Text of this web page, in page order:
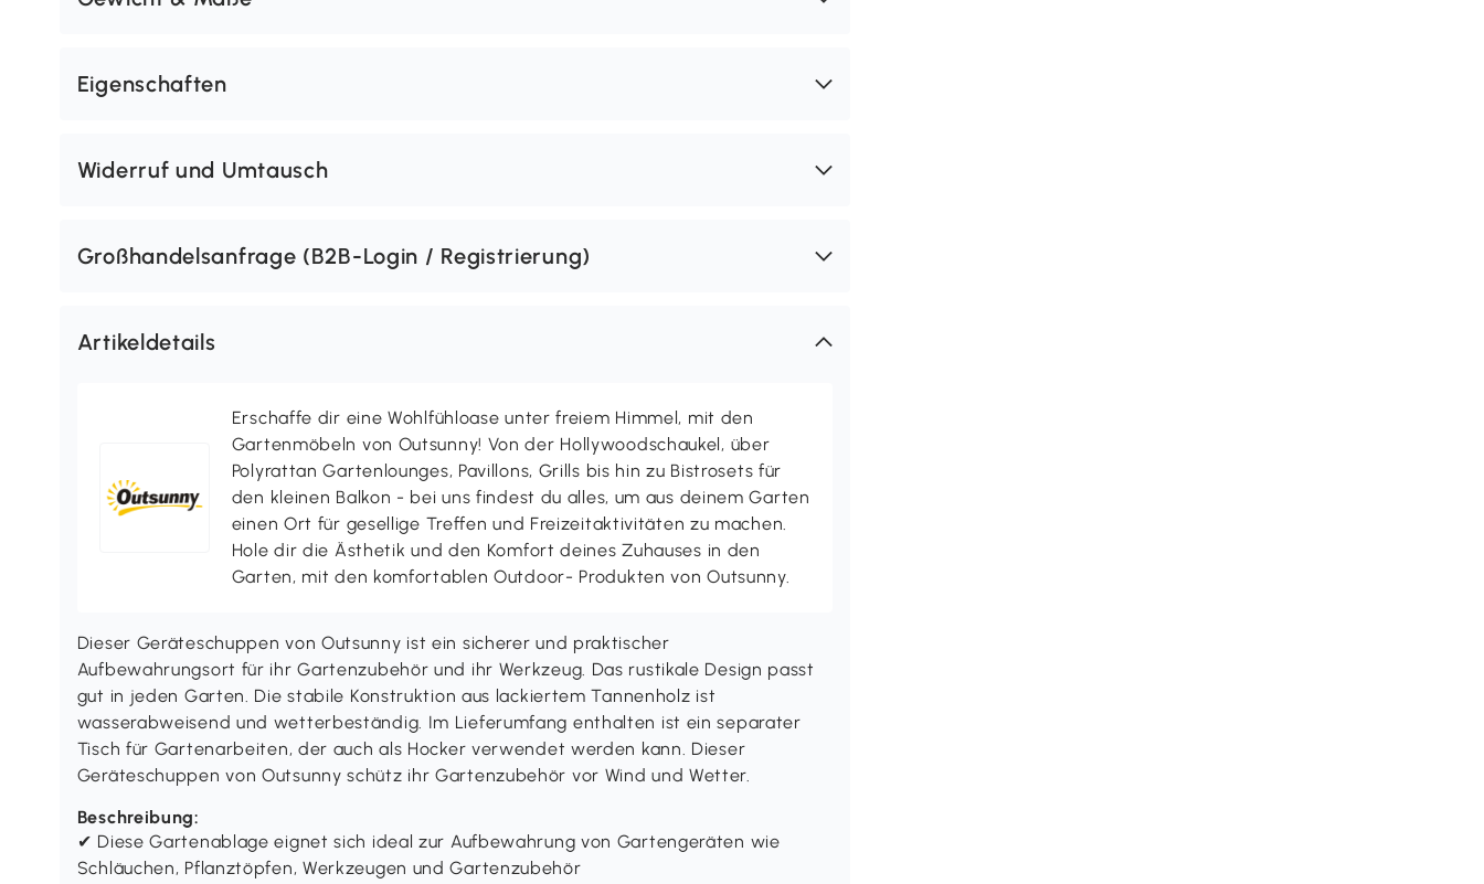
Eigenschaften
Widerruf und Umtausch
Großhandelsanfrage (B2B-Login / Registrierung)
Artikeldetails
Erschaffe dir eine Wohlfühloase unter freiem Himmel, mit den
Gartenmöbeln von Outsunny! Von der Hollywoodschaukel, über
Polyrattan Gartenlounges, Pavillons, Grills bis hin zu Bistrosets für
den kleinen Balkon - bei uns findest du alles, um aus deinem Garten
einen Ort für gesellige Treffen und Freizeitaktivitäten zu machen.
Hole dir die Ästhetik und den Komfort deines Zuhauses in den
Garten, mit den komfortablen Outdoor- Produkten von Outsunny.
Dieser Geräteschuppen von Outsunny ist ein sicherer und praktischer
Aufbewahrungsort für ihr Gartenzubehör und ihr Werkzeug. Das rustikale Design passt
gut in jeden Garten. Die stabile Konstruktion aus lackiertem Tannenholz ist
wasserabweisend und wetterbeständig. Im Lieferumfang enthalten ist ein separater
Tisch für Gartenarbeiten, der auch als Hocker verwendet werden kann. Dieser
Geräteschuppen von Outsunny schütz ihr Gartenzubehör vor Wind und Wetter.
Beschreibung:
✔ Diese Gartenablage eignet sich ideal zur Aufbewahrung von Gartengeräten wie
Schläuchen, Pflanztöpfen, Werkzeugen und Gartenzubehör